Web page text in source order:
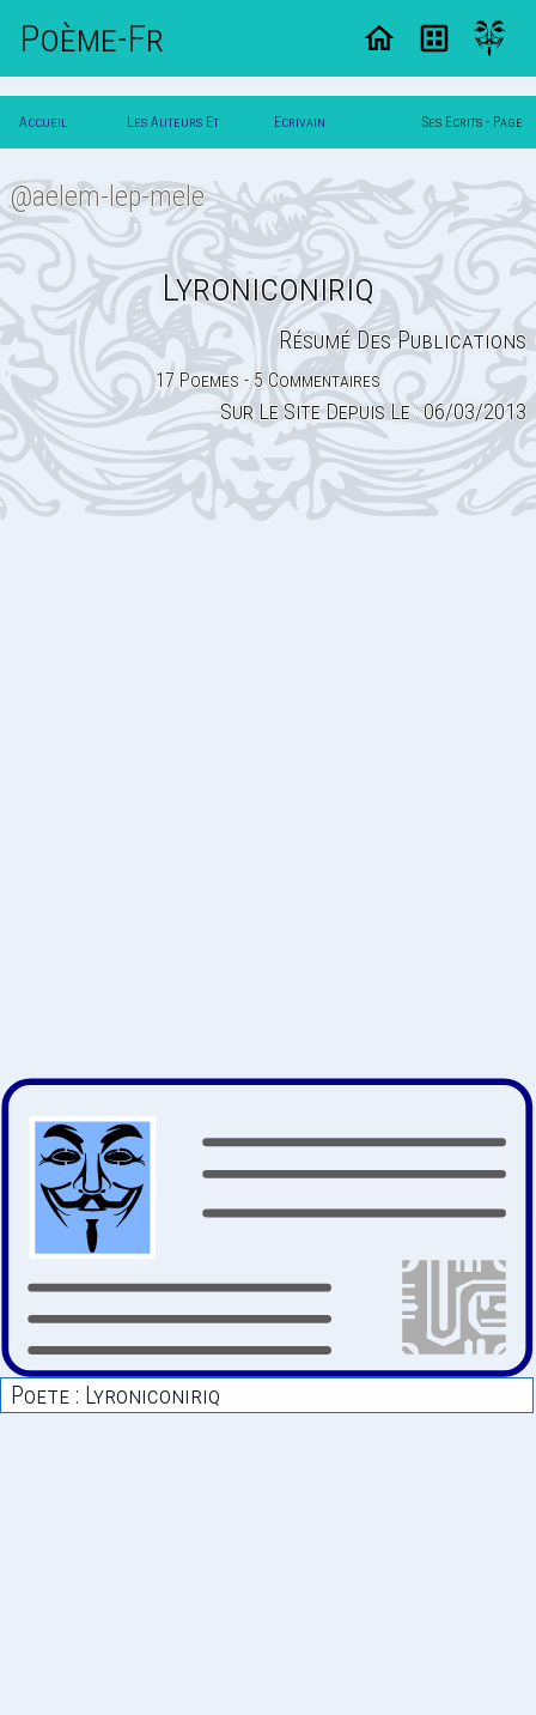
Poème-Fr
Accueil Les Auteurs Et Ecrivain
Lyroniconiriq
Ses Ecrits - Page
Lyroniconiriq
@aelem-lep-mele
Résumé Des Publications
17 Poemes - 5 Commentaires
Sur Le Site Depuis Le : 06/03/2013
Poete : Lyroniconiriq